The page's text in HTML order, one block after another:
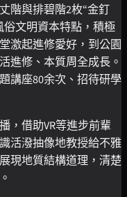
階與排碧階2枚“金釘
文明資本特點，積極
激起進修愛好，到公園
進修、本質周全成長。
講座80余次、招待研學
，借助VR等進步前輩
活潑抽像地教授給不雅
現地質結構道理，清楚